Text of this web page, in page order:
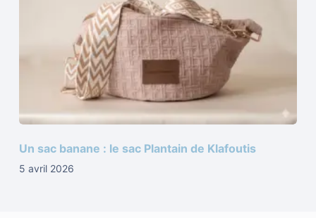
Un sac banane : le sac Plantain de Klafoutis
5 avril 2026